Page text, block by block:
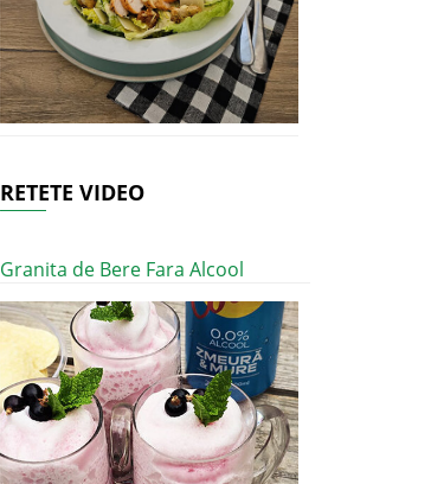
RETETE VIDEO
Granita de Bere Fara Alcool